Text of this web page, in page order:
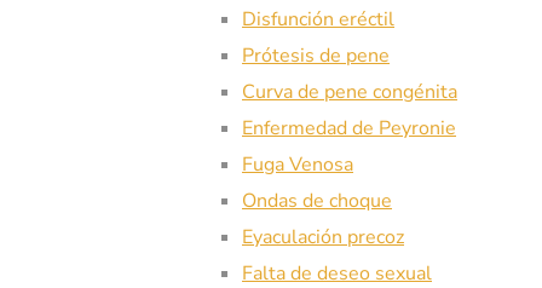
Disfunción eréctil
Prótesis de pene
Curva de pene congénita
Enfermedad de Peyronie
Fuga Venosa
Ondas de choque
Eyaculación precoz
Falta de deseo sexual